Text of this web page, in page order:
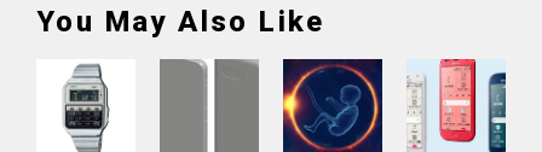
You May Also Like